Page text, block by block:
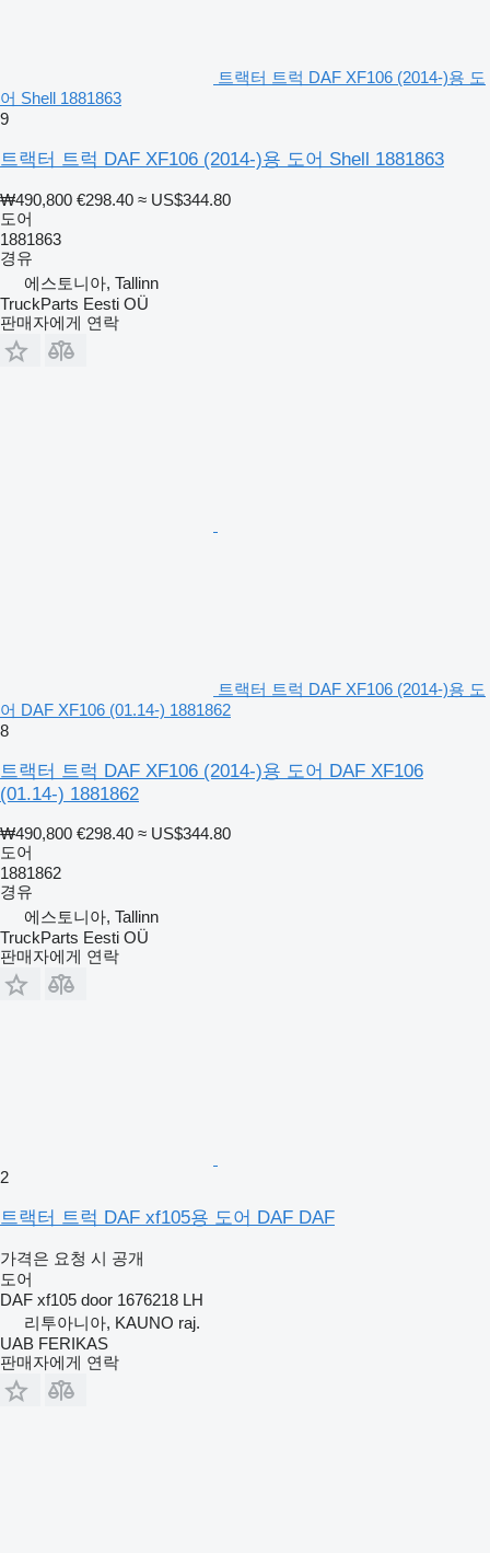
트랙터 트럭 DAF XF106 (2014-)용 도
어 Shell 1881863
9
트랙터 트럭 DAF XF106 (2014-)용 도어 Shell 1881863
₩490,800 €298.40 ≈ US$344.80
도어
1881863
경유
에스토니아, Tallinn
TruckParts Eesti OÜ
판매자에게 연락
트랙터 트럭 DAF XF106 (2014-)용 도
어 DAF XF106 (01.14-) 1881862
8
트랙터 트럭 DAF XF106 (2014-)용 도어 DAF XF106
(01.14-) 1881862
₩490,800 €298.40 ≈ US$344.80
도어
1881862
경유
에스토니아, Tallinn
TruckParts Eesti OÜ
판매자에게 연락
2
트랙터 트럭 DAF xf105용 도어 DAF DAF
가격은 요청 시 공개
도어
DAF xf105 door 1676218 LH
리투아니아, KAUNO raj.
UAB FERIKAS
판매자에게 연락